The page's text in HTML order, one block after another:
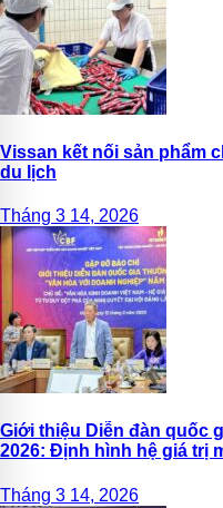
Vissan kết nối sản phẩm
du lịch
Tháng 3 14, 2026
Giới thiệu Diễn đàn quốc
2026: Định hình hệ giá trị
Tháng 3 14, 2026